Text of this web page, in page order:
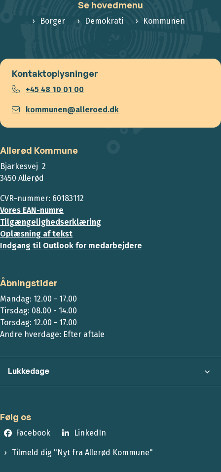
Se hovedmenu
Borger Demokrati Kommunen
Kontaktoplysninger
+45 48 10 01 00
kommunen@alleroed.dk
Allerød Kommune
Bjarkesvej 2
3450 Allerød
CVR-nummer: 60183112
Vores EAN-numre
Tilgængelighedserklæring
Oplæsning af tekst
Indgang til Outlook for medarbejdere
Åbningstider
Mandag: 12.00 - 17.00
Tirsdag: 08.00 - 14.00
Torsdag: 12.00 - 17.00
Andre hverdage: Efter aftale
Lukkedage
Følg os
Facebook LinkedIn
Tilmeld dig "Nyt fra Allerød Kommune"